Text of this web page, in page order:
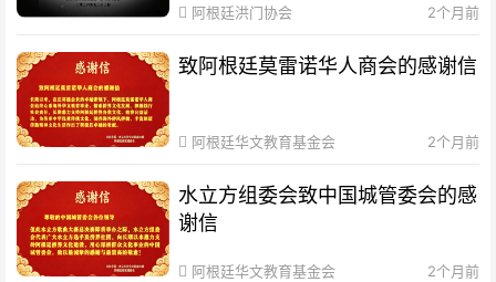
阿根廷洪门协会 2个月前
致阿根廷莫雷诺华人商会的感谢信
阿根廷华文教育基金会 2个月前
水立方组委会致中国城管委会的感
谢信
阿根廷华文教育基金会 2个月前